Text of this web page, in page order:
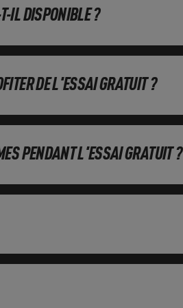
IL DISPONIBLE ?
DE L'ESSAI GRATUIT ?
PENDANT L'ESSAI GRATUIT ?